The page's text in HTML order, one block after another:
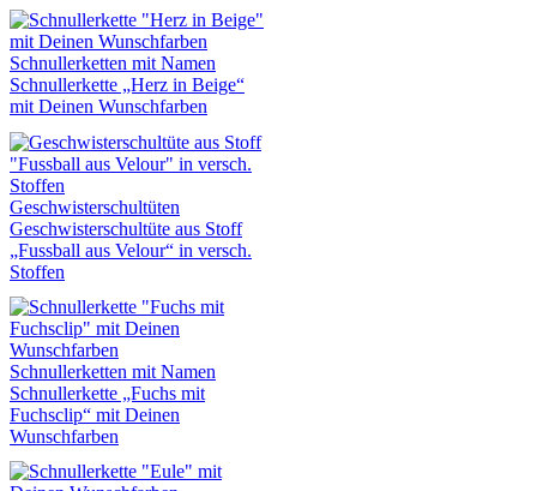
Schnullerketten mit Namen
Schnullerkette „Herz in Beige“
mit Deinen Wunschfarben
Geschwisterschultüten
Geschwisterschultüte aus Stoff
„Fussball aus Velour“ in versch.
Stoffen
Schnullerketten mit Namen
Schnullerkette „Fuchs mit
Fuchsclip“ mit Deinen
Wunschfarben